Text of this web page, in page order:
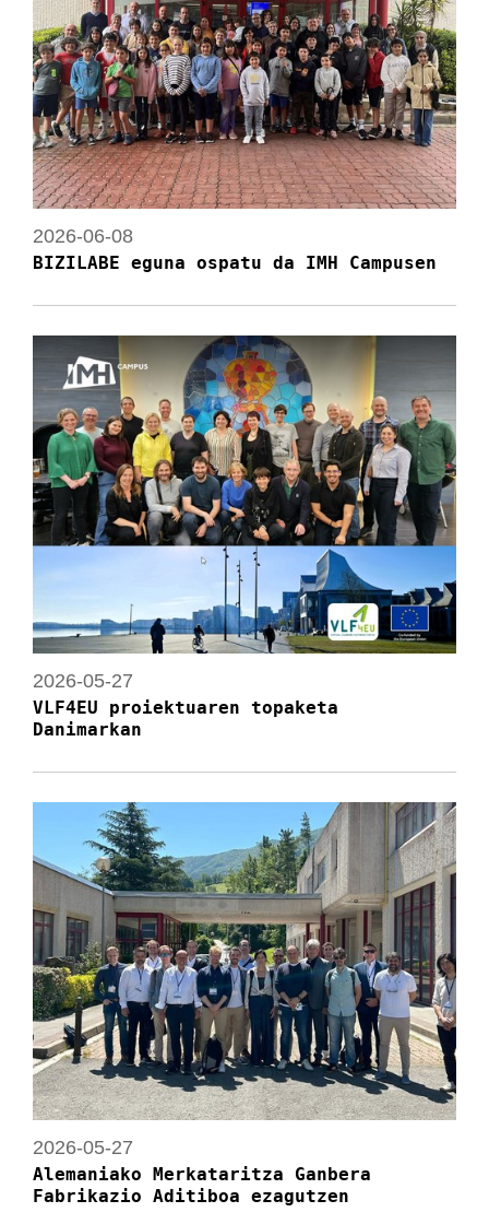
2026-06-08
BIZILABE eguna ospatu da IMH Campusen
2026-05-27
VLF4EU proiektuaren topaketa
Danimarkan
2026-05-27
Alemaniako Merkataritza Ganbera
Fabrikazio Aditiboa ezagutzen